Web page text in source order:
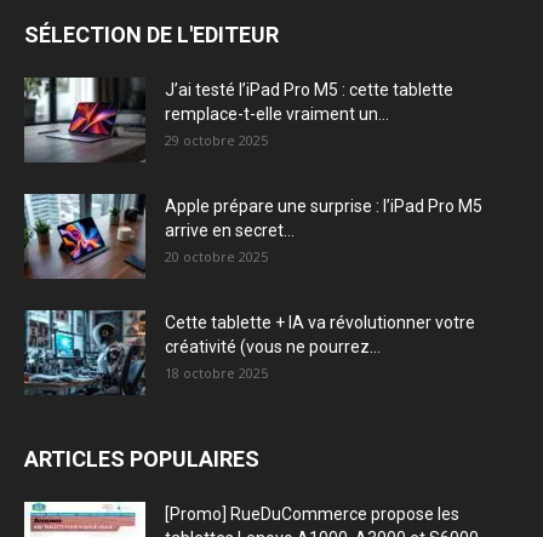
SÉLECTION DE L'EDITEUR
J’ai testé l’iPad Pro M5 : cette tablette
remplace-t-elle vraiment un...
29 octobre 2025
Apple prépare une surprise : l’iPad Pro M5
arrive en secret...
20 octobre 2025
Cette tablette + IA va révolutionner votre
créativité (vous ne pourrez...
18 octobre 2025
ARTICLES POPULAIRES
[Promo] RueDuCommerce propose les